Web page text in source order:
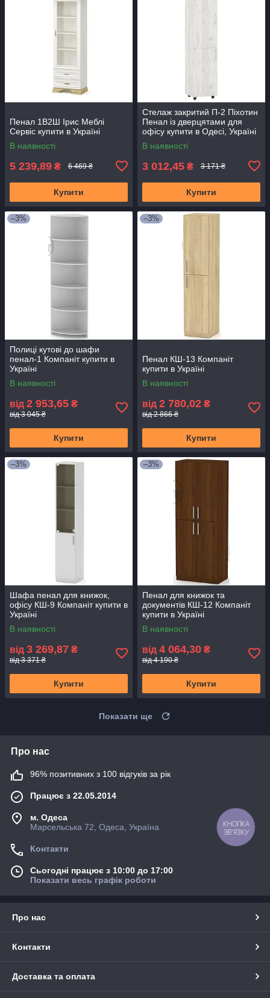
Пенал 1В2Ш Ірис Меблі
Сервіс купити в Україні
В наявності
5 239,89 ₴ 6 469 ₴
Купити
Стелаж закритий П-2 Піхотин
Пенал із дверцятами для
офісу купити в Одесі, Україні
В наявності
3 012,45 ₴ 3 171 ₴
Купити
–3%
Полиці кутові до шафи
пенал-1 Компаніт купити в
Україні
В наявності
від 2 953,65 ₴
від 3 045 ₴
Купити
–3%
Пенал КШ-13 Компаніт
купити в Україні
В наявності
від 2 780,02 ₴
від 2 866 ₴
Купити
–3%
Шафа пенал для книжок,
офісу КШ-9 Компаніт купити в
Україні
В наявності
від 3 269,87 ₴
від 3 371 ₴
Купити
–3%
Пенал для книжок та
документів КШ-12 Компаніт
купити в Україні
В наявності
від 4 064,30 ₴
від 4 190 ₴
Купити
Показати ще
Про нас
96% позитивних з 100 відгуків за рік
Працює з 22.05.2014
м. Одеса
Марсельська 72, Одеса, Україна
Контакти
Сьогодні працює з 10:00 до 17:00
Показати весь графік роботи
Про нас
Контакти
Доставка та оплата
КНОПКА
ЗВ'ЯЗКУ